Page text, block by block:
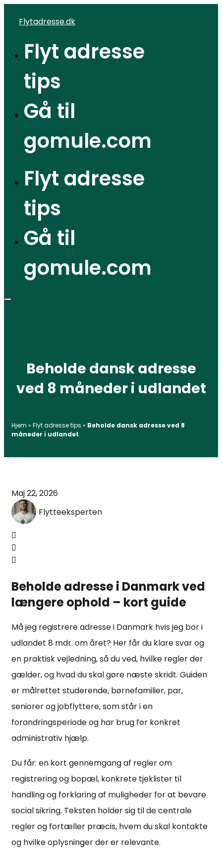
Flytadresse.dk
Flyt adresse
tips
Gå til
gomule.com
Flyt adresse
tips
Gå til
gomule.com
Beholde dansk adresse
ved 8 måneder i udlandet
Hjem » Flyt adresse tips » Beholde dansk adresse ved 8
måneder i udlandet
Maj 22, 2026
Flytteeksperten
Beholde adresse i Danmark ved
længere ophold – kort guide
Må jeg registrere adresse i Danmark hvis jeg bor i
udlandet 8 mdr. om året? Her får du klare svar og
en praktisk vejledning, så du ved, hvilke regler der
gælder, og hvad du skal gøre næste skridt. Guiden
er målrettet studerende, børnefamilier, par,
seniorer og jobflyttere, som står i en
forandringsperiode og har brug for konkret
administrativ hjælp.
Du får: en kort gennemgang af regler om
registrering og bopæl, konkrete tjeklister til
handling og forklaring af muligheder for at bevare
social sikring. Teksten holder sig til de centrale
regler og fortæller præcis, hvem du skal kontakte
og hvilke oplysninger der er relevante.